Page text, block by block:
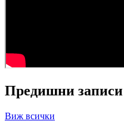
Предишни записи
Виж всички